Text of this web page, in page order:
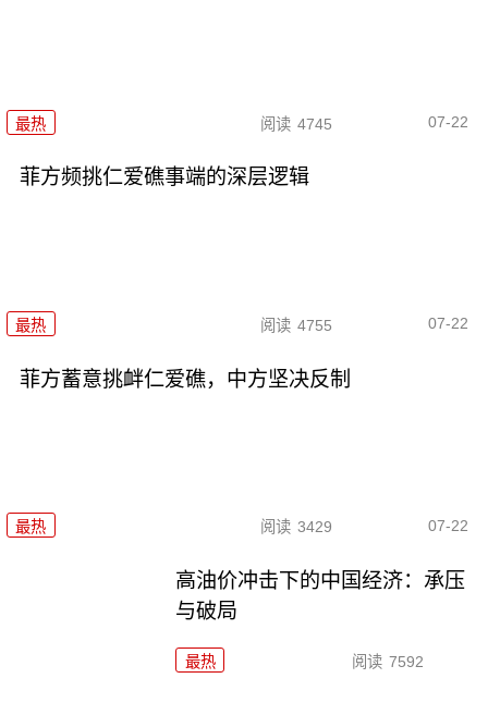
最热 阅读 4745 07-22
菲方频挑仁爱礁事端的深层逻辑
最热 阅读 4755 07-22
菲方蓄意挑衅仁爱礁，中方坚决反制
最热 阅读 3429 07-22
高油价冲击下的中国经济：承压
与破局
最热 阅读 7592